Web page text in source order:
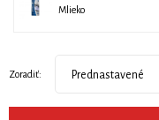
Mlieko
Zoradiť: Prednastavené